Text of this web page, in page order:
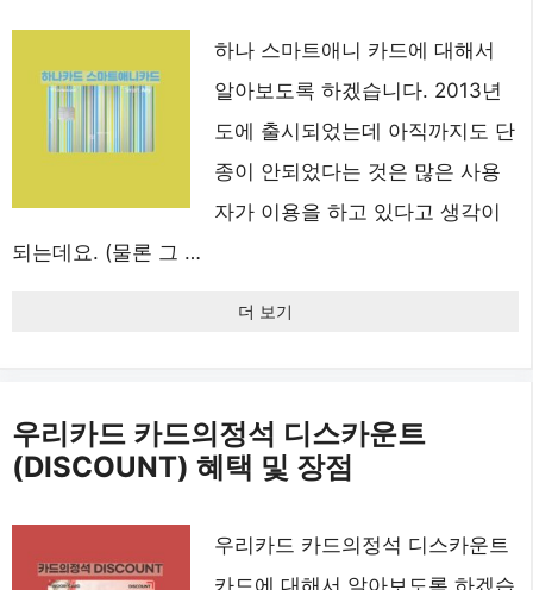
하나 스마트애니 카드에 대해서
알아보도록 하겠습니다. 2013년
도에 출시되었는데 아직까지도 단
종이 안되었다는 것은 많은 사용
자가 이용을 하고 있다고 생각이
되는데요. (물론 그 …
더 보기
우리카드 카드의정석 디스카운트
(DISCOUNT) 혜택 및 장점
우리카드 카드의정석 디스카운트
카드에 대해서 알아보도록 하겠습